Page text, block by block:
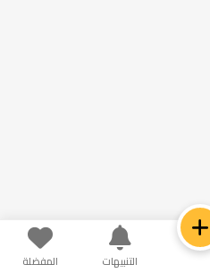
التنبيهات المفضلة